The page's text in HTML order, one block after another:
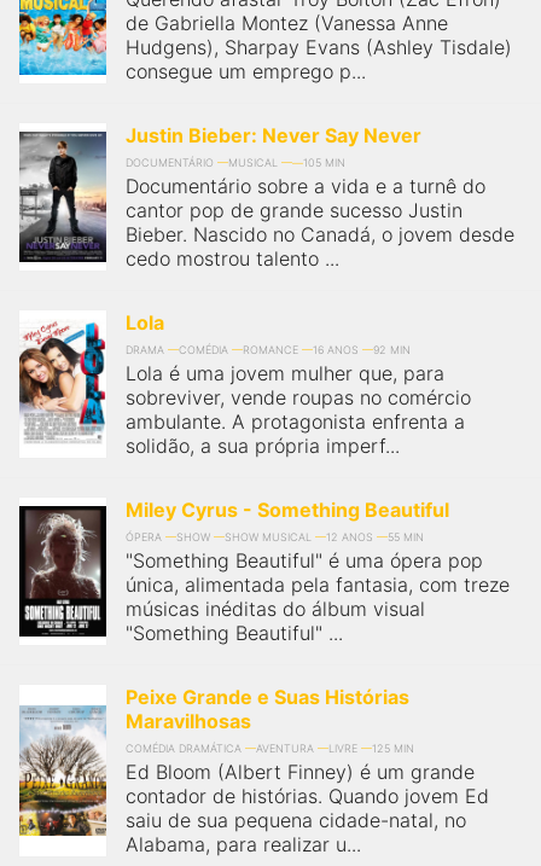
de Gabriella Montez (Vanessa Anne
Hudgens), Sharpay Evans (Ashley Tisdale)
consegue um emprego p...
Justin Bieber: Never Say Never
DOCUMENTÁRIO MUSICAL 105 MIN
Documentário sobre a vida e a turnê do
cantor pop de grande sucesso Justin
Bieber. Nascido no Canadá, o jovem desde
cedo mostrou talento ...
Lola
DRAMA COMÉDIA ROMANCE 16 ANOS 92 MIN
Lola é uma jovem mulher que, para
sobreviver, vende roupas no comércio
ambulante. A protagonista enfrenta a
solidão, a sua própria imperf...
Miley Cyrus - Something Beautiful
ÓPERA SHOW SHOW MUSICAL 12 ANOS 55 MIN
"Something Beautiful" é uma ópera pop
única, alimentada pela fantasia, com treze
músicas inéditas do álbum visual
"Something Beautiful" ...
Peixe Grande e Suas Histórias
Maravilhosas
COMÉDIA DRAMÁTICA AVENTURA LIVRE 125 MIN
Ed Bloom (Albert Finney) é um grande
contador de histórias. Quando jovem Ed
saiu de sua pequena cidade-natal, no
Alabama, para realizar u...